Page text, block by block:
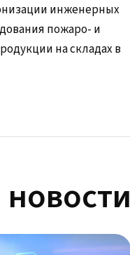
инженерных
пожаро- и
на складах в